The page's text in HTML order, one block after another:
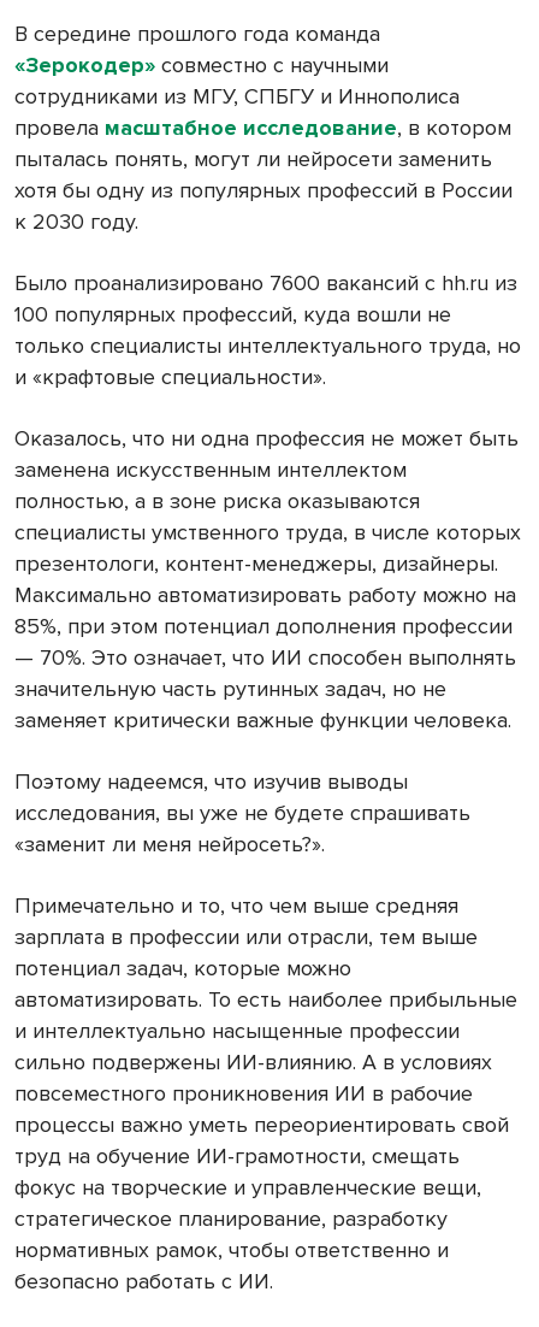
В середине прошлого года команда
«Зерокодер» совместно с научными
сотрудниками из МГУ, СПБГУ и Иннополиса
провела масштабное исследование, в котором
пыталась понять, могут ли нейросети заменить
хотя бы одну из популярных профессий в России
к 2030 году.
Было проанализировано 7600 вакансий с hh.ru из
100 популярных профессий, куда вошли не
только специалисты интеллектуального труда, но
и «крафтовые специальности».
Оказалось, что ни одна профессия не может быть
заменена искусственным интеллектом
полностью, а в зоне риска оказываются
специалисты умственного труда, в числе которых
презентологи, контент-менеджеры, дизайнеры.
Максимально автоматизировать работу можно на
85%, при этом потенциал дополнения профессии
— 70%. Это означает, что ИИ способен выполнять
значительную часть рутинных задач, но не
заменяет критически важные функции человека.
Поэтому надеемся, что изучив выводы
исследования, вы уже не будете спрашивать
«заменит ли меня нейросеть?».
Примечательно и то, что чем выше средняя
зарплата в профессии или отрасли, тем выше
потенциал задач, которые можно
автоматизировать. То есть наиболее прибыльные
и интеллектуально насыщенные профессии
сильно подвержены ИИ-влиянию. А в условиях
повсеместного проникновения ИИ в рабочие
процессы важно уметь переориентировать свой
труд на обучение ИИ-грамотности, смещать
фокус на творческие и управленческие вещи,
стратегическое планирование, разработку
нормативных рамок, чтобы ответственно и
безопасно работать с ИИ.